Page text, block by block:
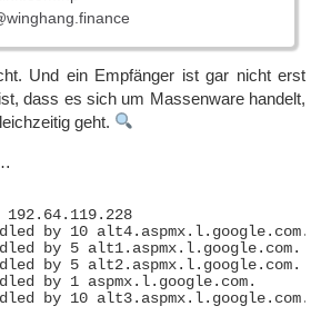
Und ein Empfänger ist gar nicht erst
dass es sich um Massenware handelt,
geht.
by 10 alt4.aspmx.l.google.com.
by 5 alt1.aspmx.l.google.com.
by 5 alt2.aspmx.l.google.com.
by 1 aspmx.l.google.com.
by 10 alt3.aspmx.l.google.com.